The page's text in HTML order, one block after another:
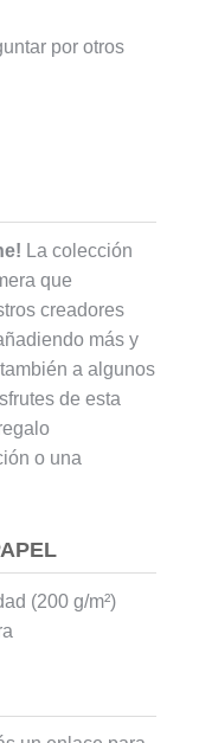
por otros
La colección
que
creadores
más y
a algunos
de esta
o una
(200 g/m²)